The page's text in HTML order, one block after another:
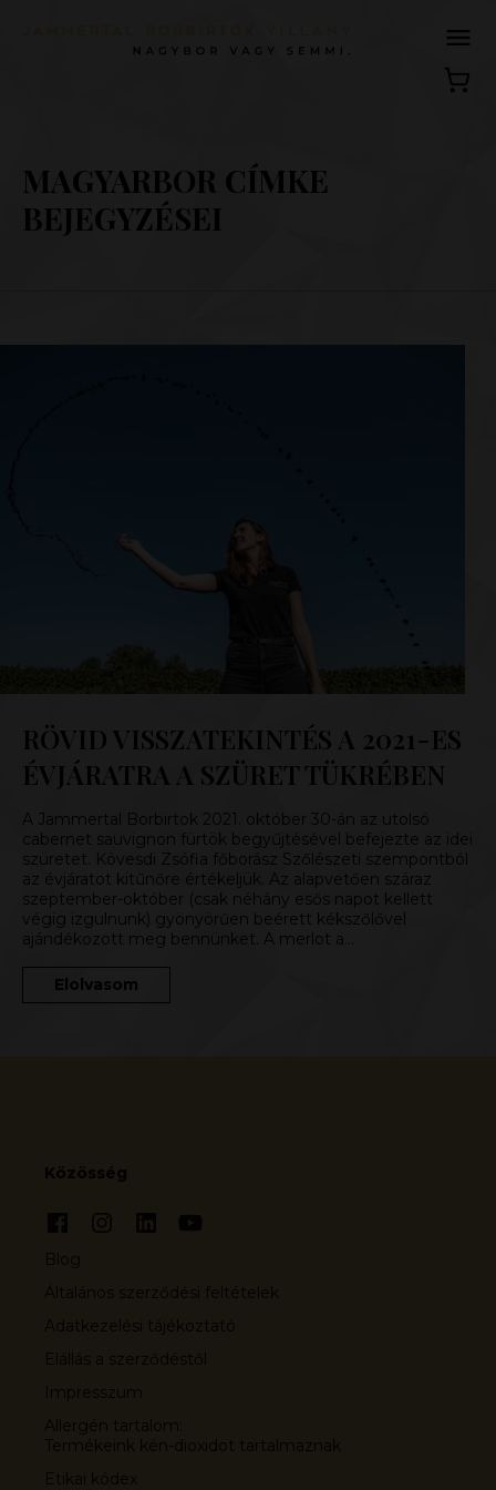
MAGYARBOR CÍMKE
BEJEGYZÉSEI
RÖVID VISSZATEKINTÉS A 2021-ES
ÉVJÁRATRA A SZÜRET TÜKRÉBEN
A Jammertal Borbirtok 2021. október 30-án az utolsó
cabernet sauvignon fürtök begyűjtésével befejezte az idei
szüretet. Kövesdi Zsófia főborász Szőlészeti szempontból
az évjáratot kitűnőre értékeljük. Az alapvetően száraz
szeptember-október (csak néhány esős napot kellett
végig izgulnunk) gyönyörűen beérett kékszőlővel
ajándékozott meg bennünket. A merlot a…
Elolvasom
Közösség
Blog
Általános szerződési feltételek
Adatkezelési tájékoztató
Elállás a szerződéstől
Impresszum
Allergén tartalom:
Termékeink kén-dioxidot tartalmaznak
Etikai kódex